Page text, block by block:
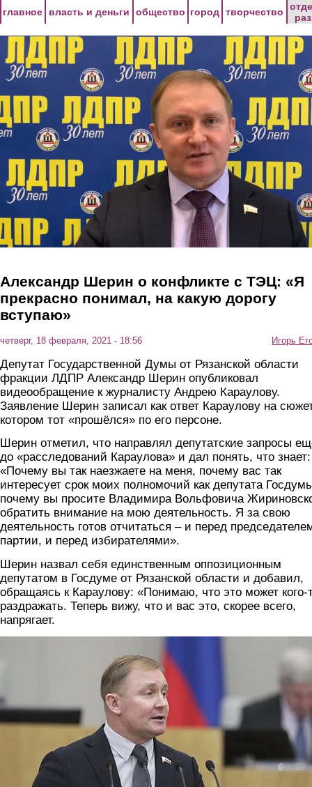
главное власть и деньги общество город творчество
Александр Шерин о конфликте с ТЭЦ: «Я
прекрасно понимал, на какую дорогу
вступаю»
четверг, 18 февраля, 2021 - 18:56 Игорь
Депутат Государственной Думы от Рязанской области
фракции ЛДПР Александр Шерин опубликовал
видеообращение к журналисту Андрею Караулову.
Заявление Шерин записал как ответ Караулову на
котором тот «прошёлся» по его персоне.
Шерин отметил, что направлял депутатские запросы
до «расследований Караулова» и дал понять, что знает:
«Почему вы так наезжаете на меня, почему вас так
интересует срок моих полномочий как депутата
почему вы просите Владимира Вольфовича
обратить внимание на мою деятельность. Я за свою
деятельность готов отчитаться – и перед
партии, и перед избирателями».
Шерин назвал себя единственным оппозиционным
депутатом в Госдуме от Рязанской области и добавил,
обращаясь к Караулову: «Понимаю, что это может кого-
раздражать. Теперь вижу, что и вас это, скорее всего,
напрягает.